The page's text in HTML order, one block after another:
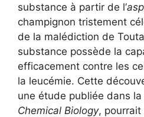
substance à partir de l’
champignon tristement
de la malédiction de
substance possède la
efficacement contre les
la leucémie. Cette
une étude publiée dans la
Chemical Biology, pourrait